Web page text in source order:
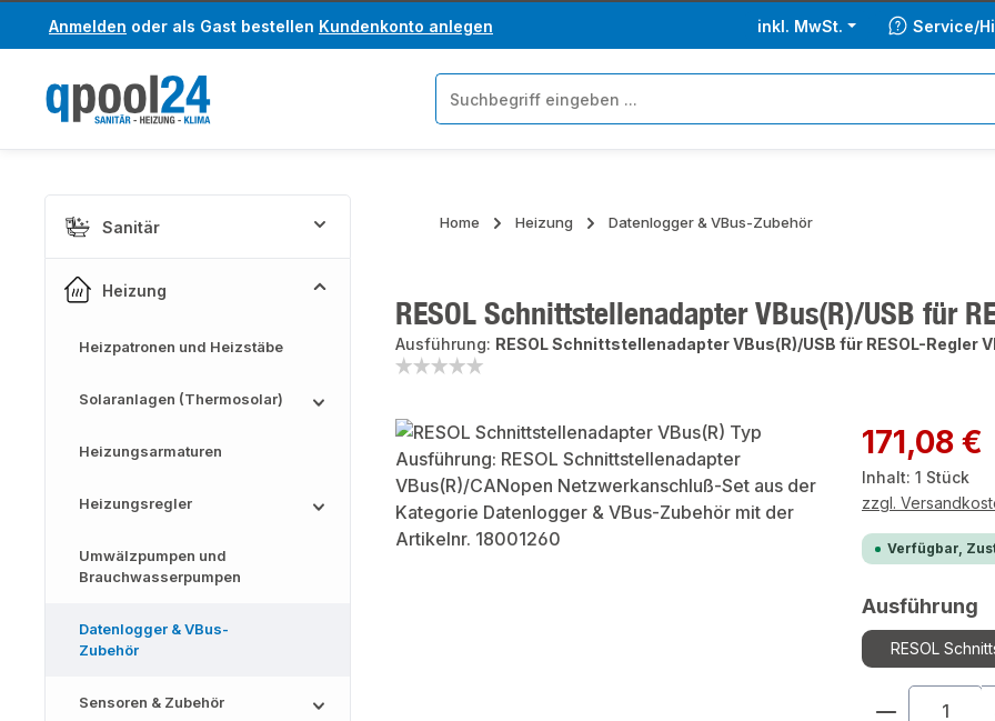
Hauptinhalt springen
Zur Suche springen
Anmelden oder als Gast bestellen Kundenkonto anlegen inkl. MwSt. Service/
Sanitär
Heizung
Heizpatronen und Heizstäbe
Solaranlagen (Thermosolar)
Heizungsarmaturen
Heizungsregler
Umwälzpumpen und
Brauchwasserpumpen
Datenlogger & VBus-
Zubehör
Sensoren & Zubehör
Home Heizung Datenlogger & VBus-Zubehör
RESOL Schnittstellenadapter VBus(R)/USB für
Ausführung: RESOL Schnittstellenadapter VBus(R)/USB für RESOL-Regler
Bildergalerie überspringen Regulärer Preis:
171,08 €
Inhalt: 1 Stück
zzgl.
Verfügbar,
Ausführung
RESOL
Produkt